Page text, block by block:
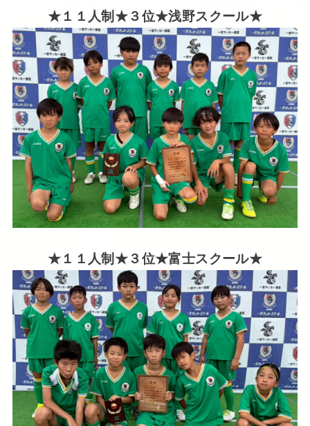
★１１人制★３位★浅野スクール★
★１１人制★３位★富士スクール★